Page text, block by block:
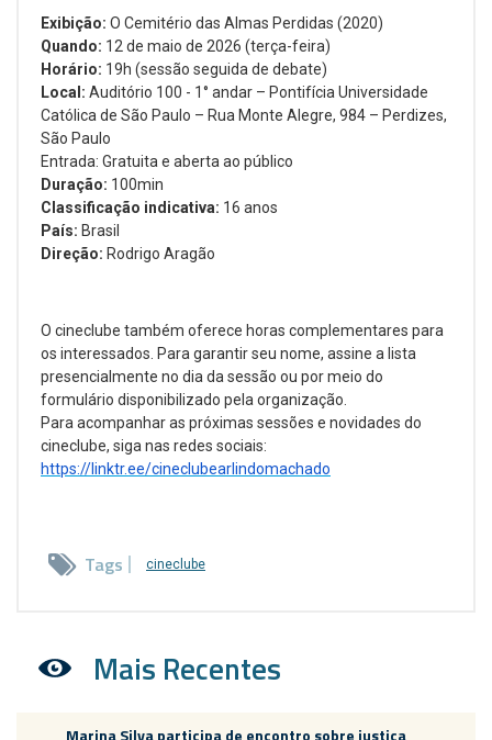
Exibição: O Cemitério das Almas Perdidas (2020)
Quando: 12 de maio de 2026 (terça-feira)
Horário: 19h (sessão seguida de debate)
Local: Auditório 100 - 1° andar – Pontifícia Universidade
Católica de São Paulo – Rua Monte Alegre, 984 – Perdizes,
São Paulo
Entrada: Gratuita e aberta ao público
Duração: 100min
Classificação indicativa: 16 anos
País: Brasil
Direção: Rodrigo Aragão
O cineclube também oferece horas complementares para
os interessados. Para garantir seu nome, assine a lista
presencialmente no dia da sessão ou por meio do
formulário disponibilizado pela organização.
Para acompanhar as próximas sessões e novidades do
cineclube, siga nas redes sociais:
https://linktr.ee/cineclubearlindomachado
Tags cineclube
Mais Recentes